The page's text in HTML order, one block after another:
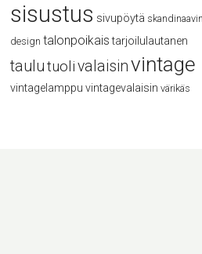
sisustus sivupöytä
design talonpoikais tarjoilulautanen
taulutuolivalaisinvintage
vintagelamppu vintagevalaisin värikäs